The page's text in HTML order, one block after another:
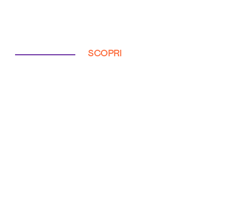
SCOPRI